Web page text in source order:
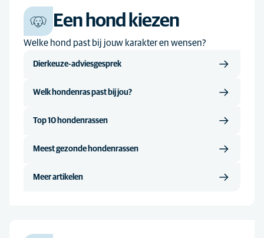
Een hond kiezen
Welke hond past bij jouw karakter en wensen?
Dierkeuze-adviesgesprek
Welk hondenras past bij jou?
Top 10 hondenrassen
Meest gezonde hondenrassen
Meer artikelen